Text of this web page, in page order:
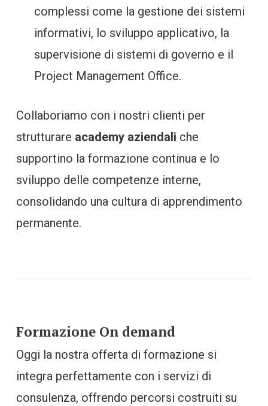
complessi come la gestione dei sistemi
informativi, lo sviluppo applicativo, la
supervisione di sistemi di governo e il
Project Management Office.
Collaboriamo con i nostri clienti per
strutturare academy aziendali che
supportino la formazione continua e lo
sviluppo delle competenze interne,
consolidando una cultura di apprendimento
permanente.
Formazione On demand
Oggi la nostra offerta di formazione si
integra perfettamente con i servizi di
consulenza, offrendo percorsi costruiti su